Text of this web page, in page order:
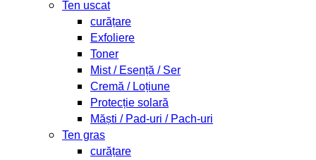
Ten uscat
curățare
Exfoliere
Toner
Mist / Esență / Ser
Cremă / Loțiune
Protecție solară
Măști / Pad-uri / Pach-uri
Ten gras
curățare